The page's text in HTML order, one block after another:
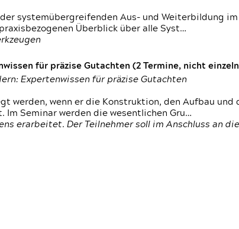
systemübergreifenden Aus- und Weiterbildung
Überblick über alle Syst…
für präzise Gutachten (2 Termine, nicht
Expertenwissen für präzise Gutachten
werden, wenn er die Konstruktion, den Aufbau und
Seminar werden die wesentlichen Gru…
erarbeitet. Der Teilnehmer soll im Anschluss an